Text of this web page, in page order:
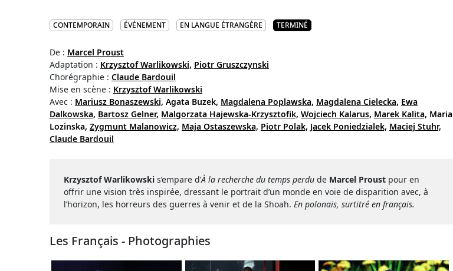
CONTEMPORAIN ÉVÉNEMENT EN LANGUE ÉTRANGÈRE TERMINÉ
De : Marcel Proust
Adaptation : Krzysztof Warlikowski, Piotr Gruszczynski
Chorégraphie : Claude Bardouil
Mise en scène : Krzysztof Warlikowski
Avec : Mariusz Bonaszewski, Agata Buzek, Magdalena Poplawska, Magdalena Cielecka, Ewa
Dalkowska, Bartosz Gelner, Malgorzata Hajewska-Krzysztofik, Wojciech Kalarus, Marek Kalita, Maria
Lozinska, Zygmunt Malanowicz, Maja Ostaszewska, Piotr Polak, Jacek Poniedzialek, Maciej Stuhr,
Claude Bardouil
Krzysztof Warlikowski s’empare d’À la recherche du temps perdu de Marcel Proust pour en
offrir une vision très inspirée, dressant le portrait d’un monde en voie de disparition avec, à
l’horizon, les horreurs des guerres à venir et de la Shoah. En polonais, surtitré en français.
Les Français - Photographies